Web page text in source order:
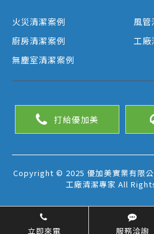
火災清潔案例
風管
廚房清潔案例
工廠
無塵室清潔案例
打給優加美
Copyright © 2025 優加美實業有限公
工廠清潔專家 All
立即來電 服務洽詢